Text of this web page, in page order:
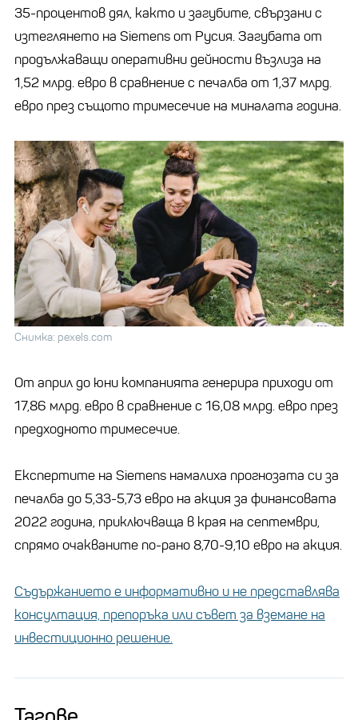
35-процентов дял, както и загубите, свързани с
изтеглянето на Siemens от Русия. Загубата от
продължаващи оперативни дейности възлиза на
1,52 млрд. евро в сравнение с печалба от 1,37 млрд.
евро през същото тримесечие на миналата година.
Снимка: pexels.com
От април до юни компанията генерира приходи от
17,86 млрд. евро в сравнение с 16,08 млрд. евро през
предходното тримесечие.
Експертите на Siemens намалиха прогнозата си за
печалба до 5,33-5,73 евро на акция за финансовата
2022 година, приключваща в края на септември,
спрямо очакваните по-рано 8,70-9,10 евро на акция.
Съдържанието е информативно и не представлява
консултация, препоръка или съвет за вземане на
инвестиционно решение.